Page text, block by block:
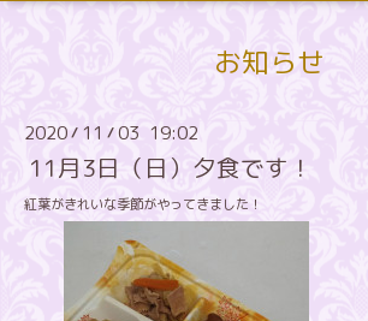
お知らせ
2020/ 11 /03 19:02
11月3日（日）夕食です！
紅葉がきれいな季節がやってきました！